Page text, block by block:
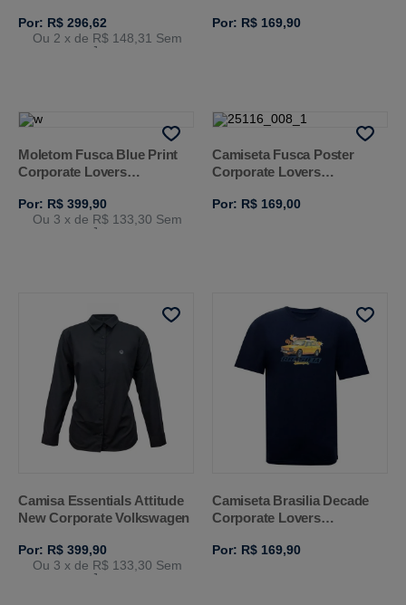
Por: R$ 296,62
Ou 2 x de R$ 148,31 Sem
Juros
Por: R$ 169,90
Moletom Fusca Blue Print
Corporate Lovers
Por: R$ 399,90
Ou 3 x de R$ 133,30 Sem
Juros
Camiseta Fusca Poster
Corporate Lovers
Por: R$ 169,00
Camisa Essentials Attitude
New Corporate Volkswagen
Por: R$ 399,90
Ou 3 x de R$ 133,30 Sem
Juros
Camiseta Brasilia Decade
Corporate Lovers
Por: R$ 169,90